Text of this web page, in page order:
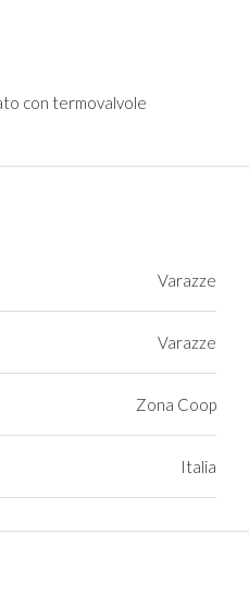
con termovalvole
Varazze
Varazze
Zona Coop
Italia